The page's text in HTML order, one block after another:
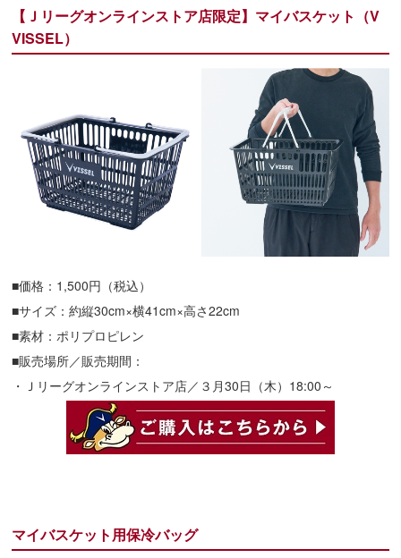
【Ｊリーグオンラインストア店限定】マイバスケット（V
VISSEL）
■価格：1,500円（税込）
■サイズ：約縦30cm×横41cm×高さ22cm
■素材：ポリプロピレン
■販売場所／販売期間：
・Ｊリーグオンラインストア店／３月30日（木）18:00～
マイバスケット用保冷バッグ